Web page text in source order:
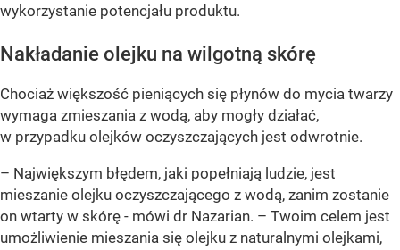
wykorzystanie potencjału produktu.
Nakładanie olejku na wilgotną skórę
Chociaż większość pieniących się płynów do mycia twarzy
wymaga zmieszania z wodą, aby mogły działać,
w przypadku olejków oczyszczających jest odwrotnie.
– Największym błędem, jaki popełniają ludzie, jest
mieszanie olejku oczyszczającego z wodą, zanim zostanie
on wtarty w skórę - mówi dr Nazarian. – Twoim celem jest
umożliwienie mieszania się olejku z naturalnymi olejkami,